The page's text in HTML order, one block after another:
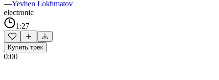
—Yevhen Lokhmatov
electronic
1:27
Купить трек
0:00